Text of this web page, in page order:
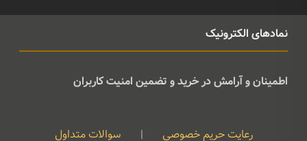
نمادهای الکترونیک
اطمینان و آرامش در خرید و تضمین امنیت کاربران
رعایت حریم خصوصی | سوالات متداول